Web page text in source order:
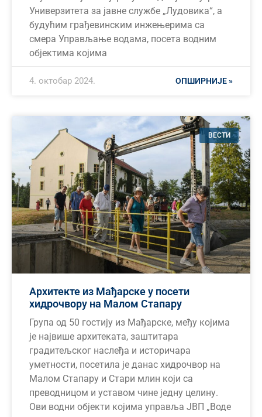
Универзитета за јавне службе „Лудовика“, а
будућим грађевинским инжењерима са
смера Управљање водама, посета водним
објектима којима
ОПШИРНИЈЕ »
4. октобар 2024.
ВЕСТИ
Архитекте из Мађарске у посети
хидрочвору на Малом Стапару
Група од 50 гостију из Мађарске, међу којима
је највише архитеката, заштитара
градитељског наслеђа и историчара
уметности, посетила је данас хидрочвор на
Малом Стапару и Стари млин који са
преводницом и уставом чине једну целину.
Ови водни објекти којима управља ЈВП „Воде